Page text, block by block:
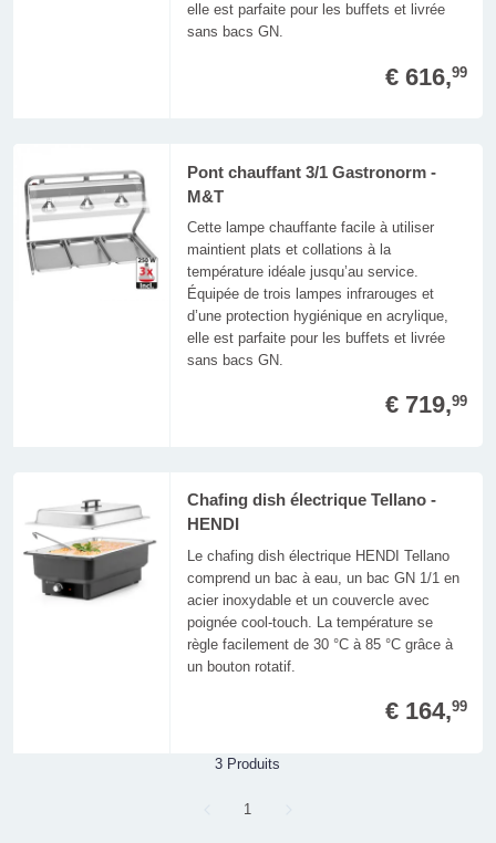
elle est parfaite pour les buffets et livrée
sans bacs GN.
€ 616,99
Pont chauffant 3/1 Gastronorm -
M&T
Cette lampe chauffante facile à utiliser
maintient plats et collations à la
température idéale jusqu’au service.
Équipée de trois lampes infrarouges et
d’une protection hygiénique en acrylique,
elle est parfaite pour les buffets et livrée
sans bacs GN.
€ 719,99
Chafing dish électrique Tellano -
HENDI
Le chafing dish électrique HENDI Tellano
comprend un bac à eau, un bac GN 1/1 en
acier inoxydable et un couvercle avec
poignée cool-touch. La température se
règle facilement de 30 °C à 85 °C grâce à
un bouton rotatif.
€ 164,99
3 Produits
Page
1